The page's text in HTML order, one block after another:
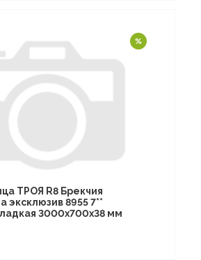
ТРОЯ R8 Брекчия
эксклюзив 8955 7**
3000х700х38 мм